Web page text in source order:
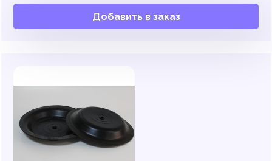
Добавить в заказ